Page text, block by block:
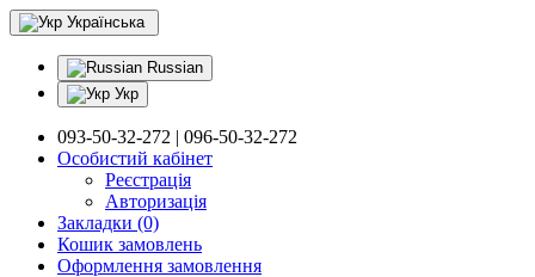
Українська
Russian
Укр
093-50-32-272 | 096-50-32-272
Особистий кабінет
Реєстрація
Авторизація
Закладки (0)
Кошик замовлень
Оформлення замовлення